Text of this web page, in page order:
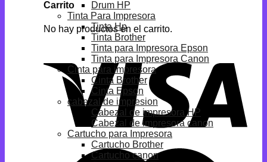
Carrito
No hay productos en el carrito.
Drum HP
Tinta Para Impresora
Tinta Hp
Tinta Brother
Tinta para Impresora Epson
Tinta para Impresora Canon
Cinta para impresora
Cinta Brother
Cinta Epson
cabezal de impresion
Cabezal de impresora HP
Cabezal de impresora canon
Cartucho para Impresora
Cartucho Brother
Cartucho canon